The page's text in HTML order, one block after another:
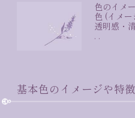
色のイメ
色 (イメ
透明感・
. .
基本色のイメージや特